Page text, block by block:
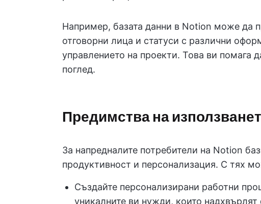
Например, базата данни в Notion може да
отговорни лица и статуси с различни
управлението на проекти. Това ви помага
поглед.
Предимства на
За напредналите потребители на Notion
продуктивност и персонализация. С тях
Създайте персонализирани работни
уникалните ви нужди, които